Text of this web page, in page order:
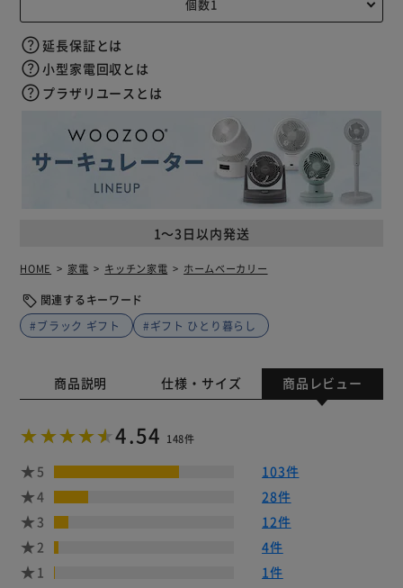
1～3日以内発送
延長保証とは
小型家電回収とは
プラザリユースとは
HOME 家電 キッチン家電 ホームベーカリー
関連するキーワード
#ブラック ギフト
#ギフト ひとり暮らし
商品説明 仕様・サイズ 商品レビュー
4.54 148件
5
103件
4
28件
3
12件
2
4件
1
1件